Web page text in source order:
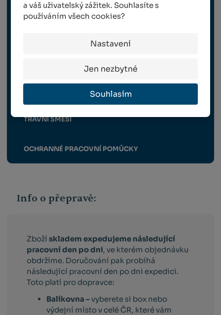
a váš uživatelský zážitek. Souhlasíte s
používáním všech cookies?
Nastavení
Jen nezbytné
Souhlasím
TRAVNÍ SMĚSI
OCHRANNÉ PRACOVNÍ POMŮCKY
Info o přepravě:
Zbožískladem expedujeme následující
pracovní den po dni, ve kterém objednávku
obdržíme. Doručování pak probíhá
následující pracovní den po dni expedici.
Toto platí pro dopravce:
Balíkovna –vyberete si box nebo
výdejní místo v celé ČR, které vám